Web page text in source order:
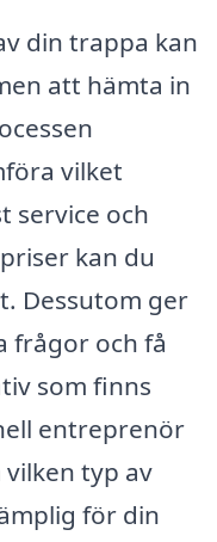
din trappa kan
att hämta in
vilket
service och
kan du
Dessutom ger
frågor och få
som finns
entreprenör
typ av
för din